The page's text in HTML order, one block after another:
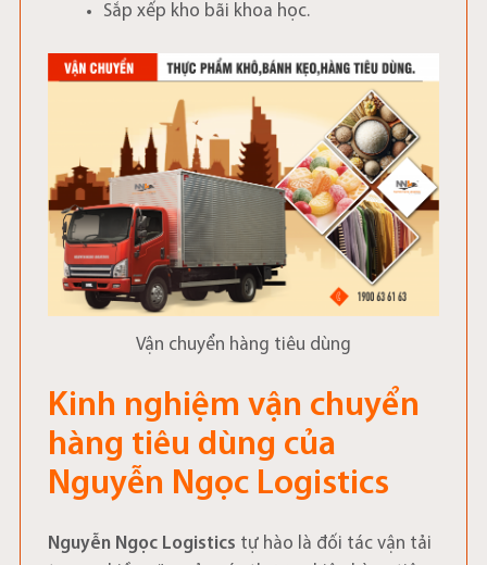
Sắp xếp kho bãi khoa học.
Vận chuyển hàng tiêu dùng
Kinh nghiệm vận chuyển
hàng tiêu dùng của
Nguyễn Ngọc Logistics
Nguyễn Ngọc Logistics tự hào là đối tác vận tải